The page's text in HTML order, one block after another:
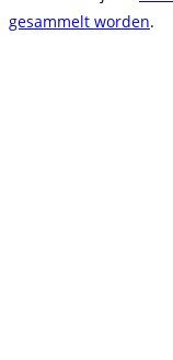
gesammelt worden.